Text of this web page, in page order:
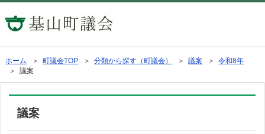
ホーム ＞町議会TOP ＞分類から探す（町議会） ＞議案 ＞令和8年
＞ 議案
議案